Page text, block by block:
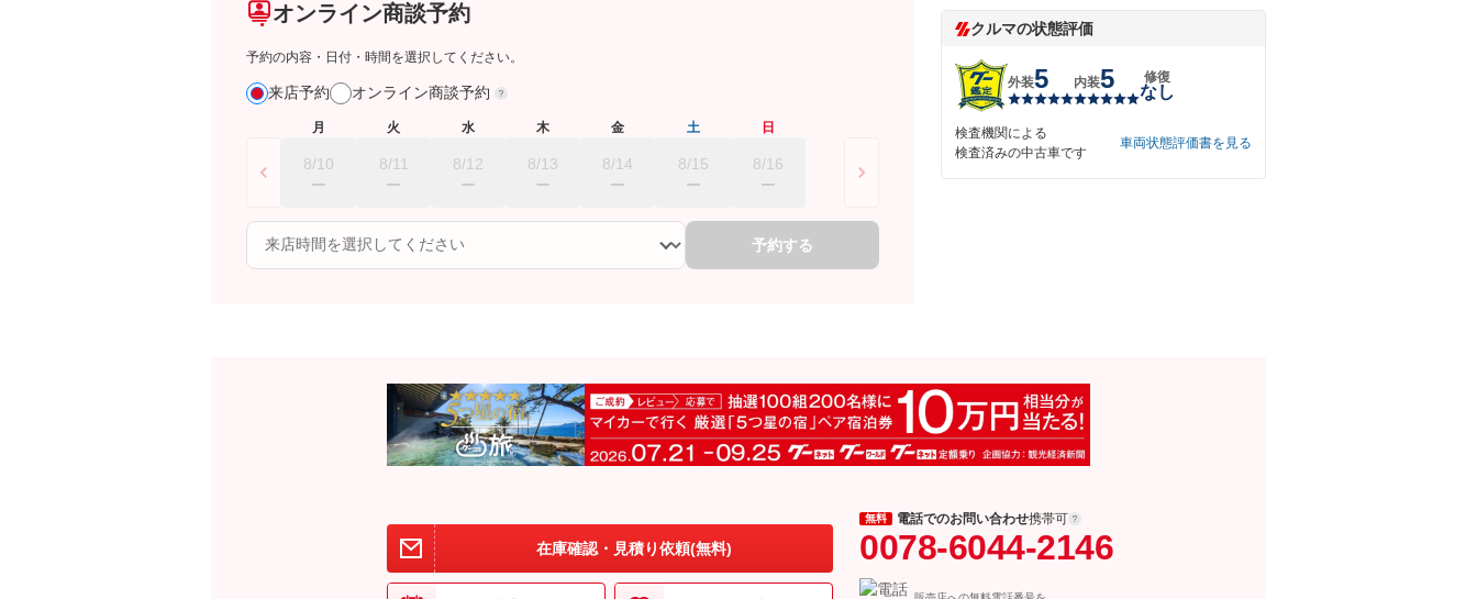
オンライン商談予約
予約の内容・日付・時間を選択してください。
来店予約 オンライン商談予約
月
8/10
火
8/11
水
8/12
木
8/13
金
8/14
土
8/15
日
8/16
予約する
クルマの状態評価
外装5 内装5 修復
なし
検査機関による
検査済みの中古車です
車両状態評価書を見る
在庫確認・見積り依頼(無料)
無料 電話でのお問い合わせ携帯可
0078-6044-2146